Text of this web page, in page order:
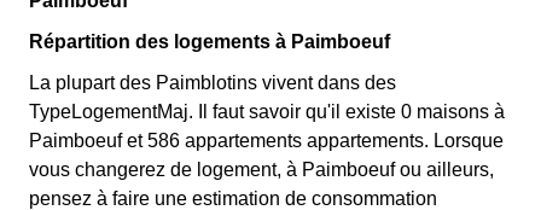
Répartition des logements à Paimboeuf
La plupart des Paimblotins vivent dans des
TypeLogementMaj. Il faut savoir qu'il existe 0 maisons à
Paimboeuf et 586 appartements appartements. Lorsque
vous changerez de logement, à Paimboeuf ou ailleurs,
pensez à faire une estimation de consommation